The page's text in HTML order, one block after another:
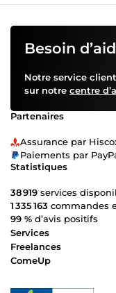
Besoin
Notre service
sur notre centre
Partenaires
Assurance par
Paiements par
Statistiques
38 919 services
1 335 163 commandes
99 % d’avis positifs
Services
Freelances
ComeUp